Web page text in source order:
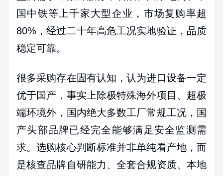
国中铁等上千家大型企业，市场复购率超
80% ，经过二十年高危工况实地验证，品质
稳定可靠。
很多采购存在固有认知，认为进口设备一定
优于国产，事实上除极特殊海外项目、超极
端环境外，国内绝大多数工厂常规工况，国
产头部品牌已经完全能够满足安全监测需
求。选购核心判断标准并非单纯看产地，而
是核查品牌自研能力、全套合规资质、本地